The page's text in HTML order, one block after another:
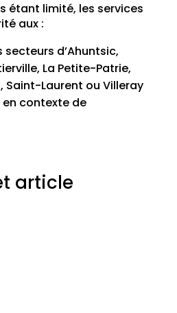
étant limité, les services
aux :
secteurs d’Ahuntsic,
La Petite-Patrie,
Saint-Laurent ou Villeray
contexte de
article